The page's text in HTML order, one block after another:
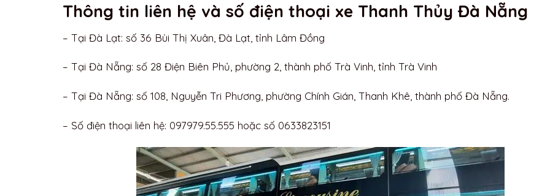
Thông tin liên hệ và số điện thoại xe Thanh Thủy Đà Nẵng
– Tại Đà Lạt: số 36 Bùi Thị Xuân, Đà Lạt, tỉnh Lâm Đồng
– Tại Đà Nẵng: số 28 Điện Biên Phủ, phường 2, thành phố Trà Vinh, tỉnh Trà Vinh
– Tại Đà Nẵng: số 108, Nguyễn Tri Phương, phường Chính Gián, Thanh Khê, thành phố Đà Nẵng.
– Số điện thoại liên hệ: 097979.55.555 hoặc số 0633823151